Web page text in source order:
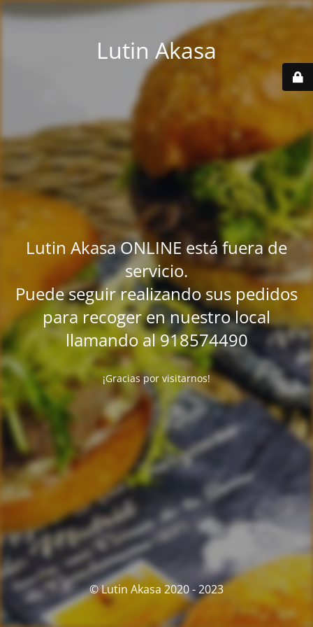
Lutin Akasa
Lutin Akasa ONLINE está fuera de
servicio.
Puede seguir realizando sus pedidos
para recoger en nuestro local
llamando al 918574490
¡Gracias por visitarnos!
© Lutin Akasa 2020 - 2023